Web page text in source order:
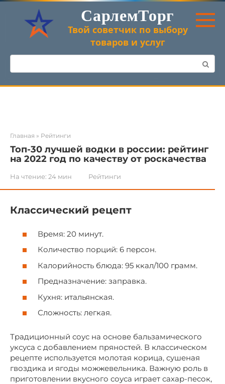
Перейти
контенту
СарлемТорг
Твой советчик по выбору
товаров и услуг
Поиск:
Главная » Рейтинги
Топ-30 лучшей водки в россии: рейтинг
на 2022 год по качеству от роскачества
На чтение: 24 мин Рейтинги
Классический рецепт
Время: 20 минут.
Количество порций: 6 персон.
Калорийность блюда: 95 ккал/100 грамм.
Предназначение: заправка.
Кухня: итальянская.
Сложность: легкая.
Традиционный соус на основе бальзамического
уксуса с добавлением пряностей. В классическом
рецепте используется молотая корица, сушеная
гвоздика и ягоды можжевельника. Важную роль в
приготовлении вкусного соуса играет сахар-песок,